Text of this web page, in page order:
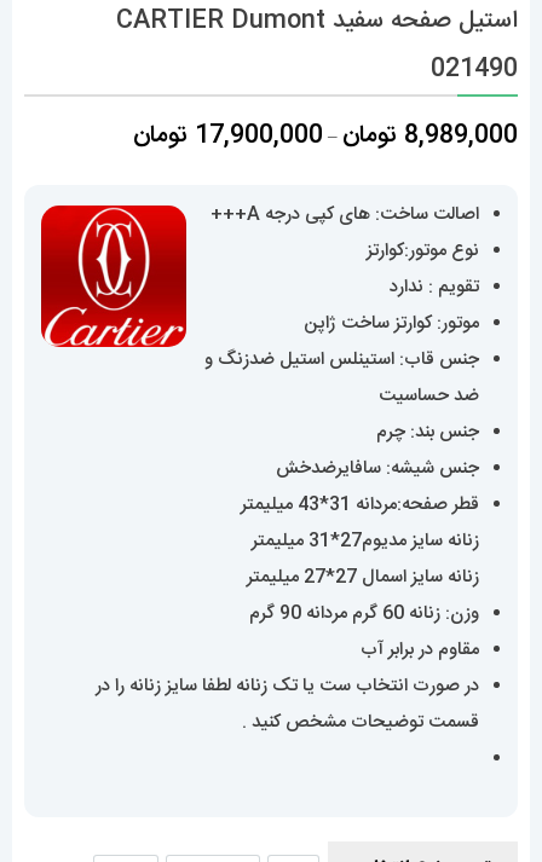
استیل صفحه سفید CARTIER Dumont
021490
8,989,000 تومان –
17,900,000 تومان
8,989,000 تومان
تا
17,900,000 تومان
اصالت ساخت: های کپی درجه A+++
نوع موتور:کوارتز
تقویم : ندارد
موتور: کوارتز ساخت ژاپن
جنس قاب: استینلس استیل ضدزنگ و
ضد حساسیت
جنس بند: چرم
جنس شیشه: سافایرضدخش
قطر صفحه:مردانه 31*43 میلیمتر
زنانه سایز مدیوم27*31 میلیمتر
زنانه سایز اسمال 27*27 میلیمتر
وزن: زنانه 60 گرم مردانه 90 گرم
مقاوم در برابر آب
در صورت انتخاب ست یا تک زنانه لطفا سایز زنانه را در
قسمت توضیحات مشخص کنید .